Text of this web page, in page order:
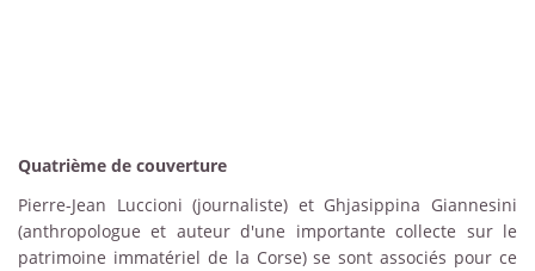
Quatrième de couverture
Pierre-Jean Luccioni (journaliste) et Ghjasippina Giannesini
(anthropologue et auteur d'une importante collecte sur le
patrimoine immatériel de la Corse) se sont associés pour ce